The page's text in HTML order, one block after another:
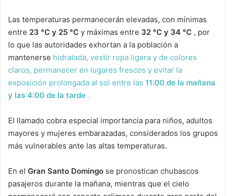
Las temperaturas permanecerán elevadas, con mínimas
entre 23 °C y 25 °C y máximas entre 32 °C y 34 °C , por
lo que las autoridades exhortan a la población a
mantenerse hidratada, vestir ropa ligera y de colores
claros, permanecer en lugares frescos y evitar la
exposición prolongada al sol entre las 11:00 de la mañana
y las 4:00 de la tarde .
El llamado cobra especial importancia para niños, adultos
mayores y mujeres embarazadas, considerados los grupos
más vulnerables ante las altas temperaturas.
En el Gran Santo Domingo se pronostican chubascos
pasajeros durante la mañana, mientras que el cielo